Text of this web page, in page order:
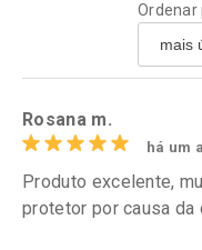
Comprar sem
Por R$ 63,99/cada
Comprar semOrdenar
Rosana m.
há um
Produto excelente,
protetor por causa